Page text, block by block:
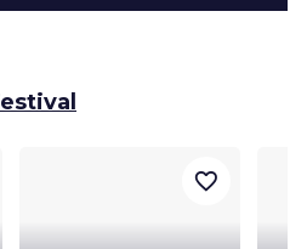
favorite_border